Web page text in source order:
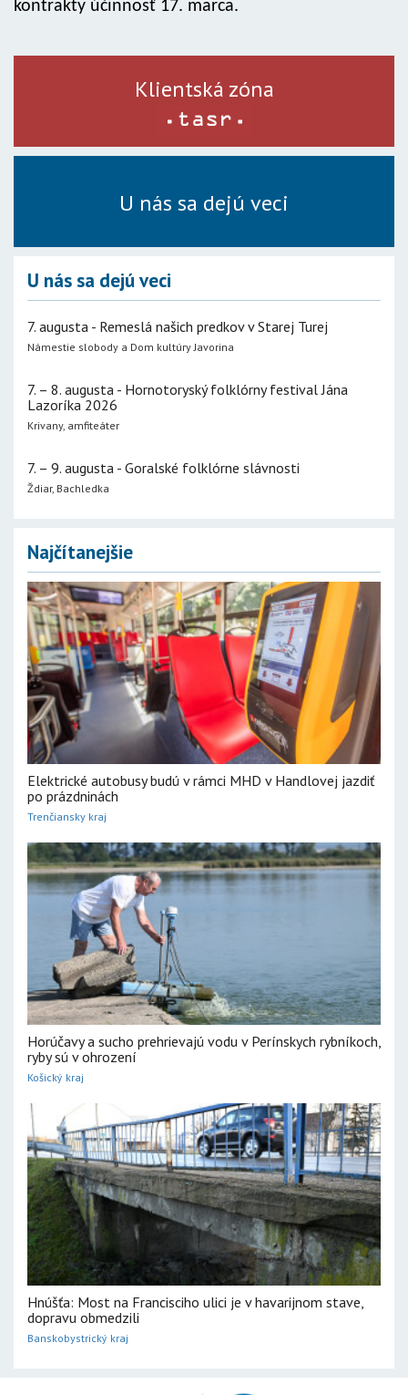
kontrakty účinnosť 17. marca.
Klientská zóna
U nás sa dejú veci
U nás sa dejú veci
7. augusta - Remeslá našich predkov v Starej Turej
Námestie slobody a Dom kultúry Javorina
7. – 8. augusta - Hornotoryský folklórny festival Jána
Lazoríka 2026
Krivany, amfiteáter
7. – 9. augusta - Goralské folklórne slávnosti
Ždiar, Bachledka
Najčítanejšie
Elektrické autobusy budú v rámci MHD v Handlovej jazdiť
po prázdninách
Trenčiansky kraj
Horúčavy a sucho prehrievajú vodu v Perínskych rybníkoch,
ryby sú v ohrození
Košický kraj
Hnúšťa: Most na Francisciho ulici je v havarijnom stave,
dopravu obmedzili
Banskobystrický kraj